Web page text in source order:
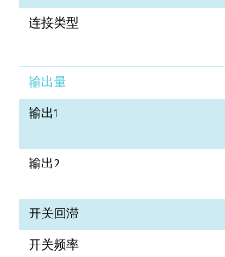
连接类型
输出量
输出1
输出2
开关回滞
开关频率